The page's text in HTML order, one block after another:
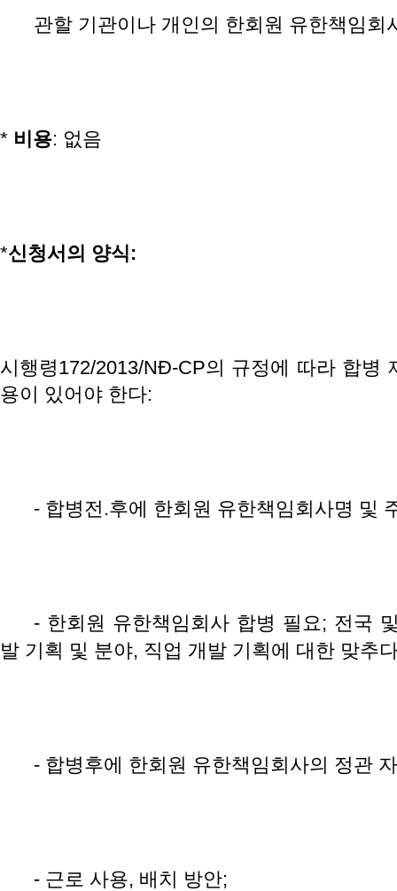
관할 기관이나 개인의 한회원 유한책임회
* 비용: 없음
*신청서의 양식:
시행령172/2013/NĐ-CP의 규정에 따라 합병
용이 있어야 한다:
- 합병전.후에 한회원 유한책임회사명 및
- 한회원 유한책임회사 합병 필요; 전국
발 기획 및 분야, 직업 개발 기획에 대한 맞추
- 합병후에 한회원 유한책임회사의 정관
- 근로 사용, 배치 방안;